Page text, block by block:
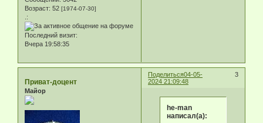
Возраст: 52 [1974-07-30]
.:
Последний визит:
Вчера 19:58:35
Поделиться 3
04-05-
2024 21:09:48
Приват-доцент
Майор
he-man
написал(а):